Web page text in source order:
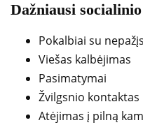
Dažniausi
Pokalbiai su
Viešas kalbėjimas
Pasimatymai
Žvilgsnio kontaktas
Atėjimas į pilną